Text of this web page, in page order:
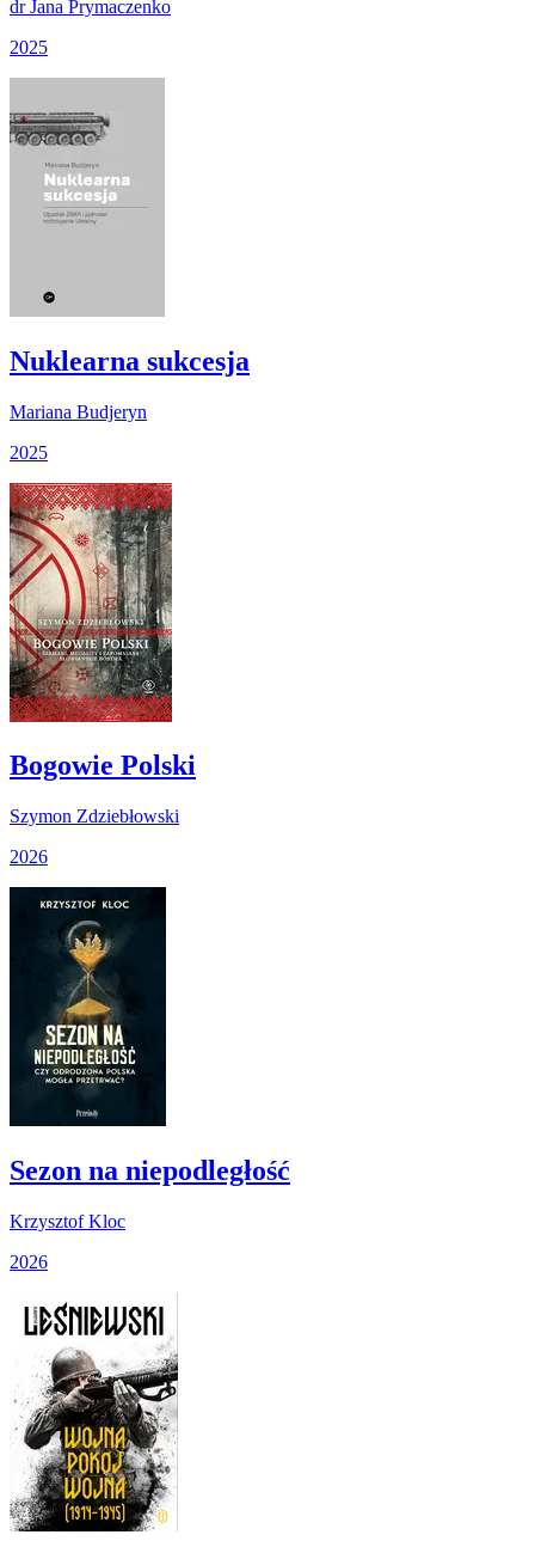
dr Jana Prymaczenko
2025
Nuklearna sukcesja
Mariana Budjeryn
2025
Bogowie Polski
Szymon Zdziebłowski
2026
Sezon na niepodległość
Krzysztof Kloc
2026